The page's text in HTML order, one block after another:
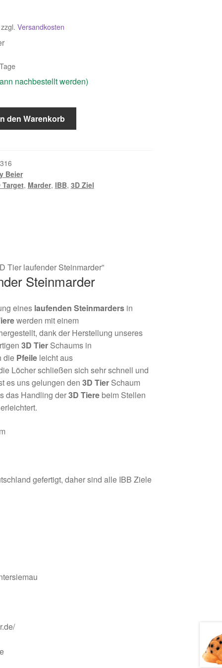
zzgl. Versandkosten
nachbestellt werden)
den Warenkorb
Beier
Target, Marder, IBB, 3D Ziel
Tier laufender Steinmarder”
Steinmarder
eines laufenden Steinmarders in
werden mit einem
dank der Herstellung unseres
3D Tier Schaums in
die Pfeile leicht aus
Löcher schließen sich sehr schnell und
es uns gelungen den3D Tier Schaum
das Handling der3D Tiere beim Stellen
gefertigt, daher sind alle IBB Ziele